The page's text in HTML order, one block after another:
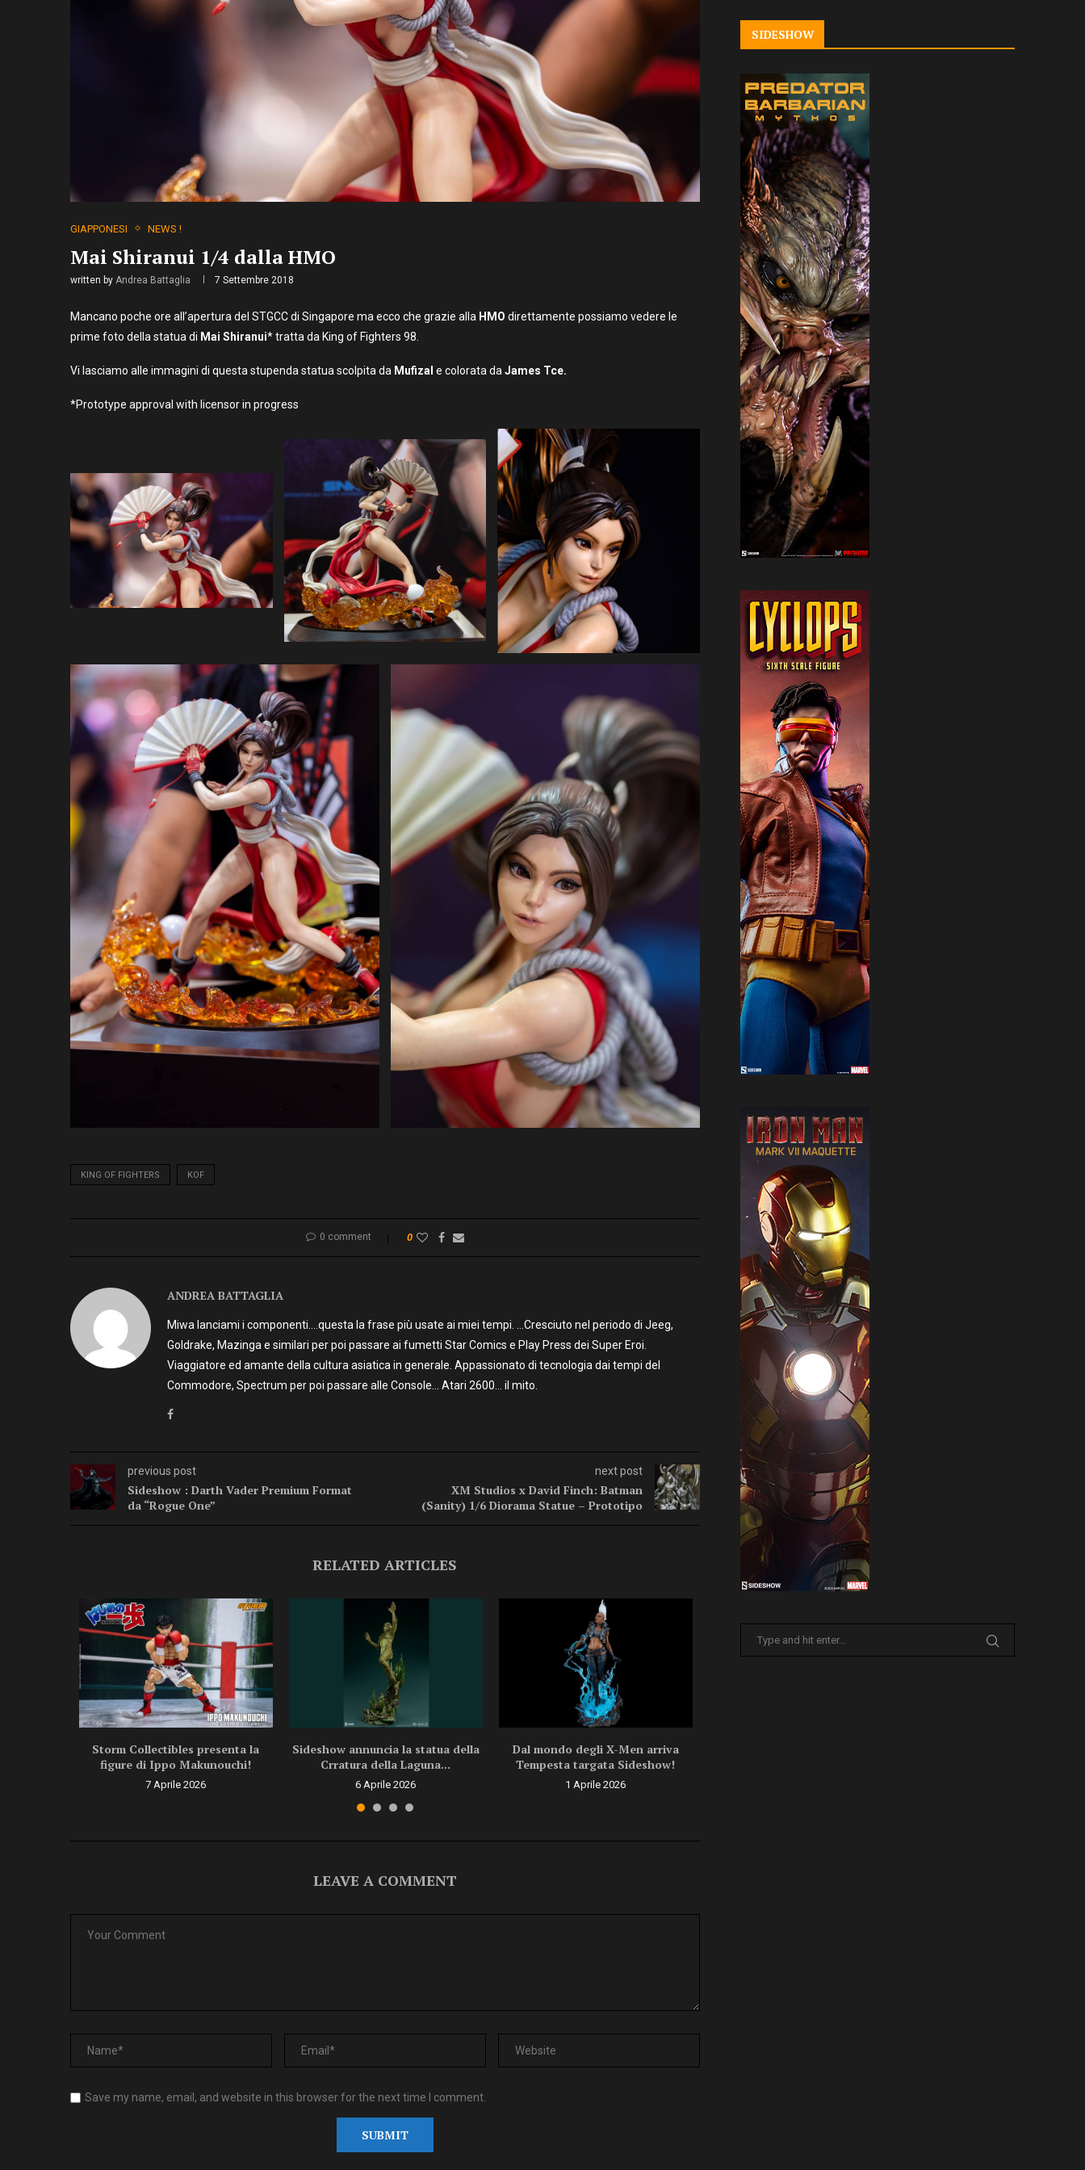
GIAPPONESI NEWS !
Mai Shiranui 1/4 dalla HMO
written by Andrea Battaglia 7 Settembre 2018
Mancano poche ore all’apertura del STGCC di Singapore ma ecco che grazie alla HMO direttamente possiamo vedere le
prime foto della statua di Mai Shiranui* tratta da King of Fighters 98.
Vi lasciamo alle immagini di questa stupenda statua scolpita da Mufizal e colorata da James Tce.
*Prototype approval with licensor in progress
KING OF FIGHTERS KOF
0 comment 0
ANDREA BATTAGLIA
Miwa lanciami i componenti….questa la frase più usate ai miei tempi. …Cresciuto nel periodo di Jeeg,
Goldrake, Mazinga e similari per poi passare ai fumetti Star Comics e Play Press dei Super Eroi.
Viaggiatore ed amante della cultura asiatica in generale. Appassionato di tecnologia dai tempi del
Commodore, Spectrum per poi passare alle Console… Atari 2600… il mito.
previous post
Sideshow : Darth Vader Premium Format
da “Rogue One”
next post
XM Studios x David Finch: Batman
(Sanity) 1/6 Diorama Statue – Prototipo
RELATED ARTICLES
Storm Collectibles presenta la
figure di Ippo Makunouchi!
7 Aprile 2026
Sideshow annuncia la statua della
Crratura della Laguna...
6 Aprile 2026
Dal mondo degli X-Men arriva
Tempesta targata Sideshow!
1 Aprile 2026
LEAVE A COMMENT
Save my name, email, and website in this browser for the next time I comment.
SIDESHOW